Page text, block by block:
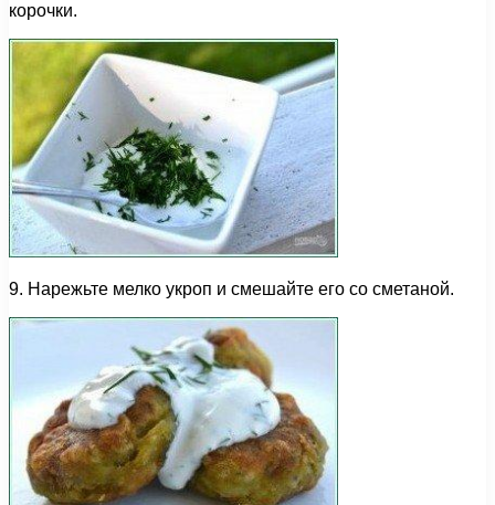
корочки.
9. Нарежьте мелко укроп и смешайте его со сметаной.